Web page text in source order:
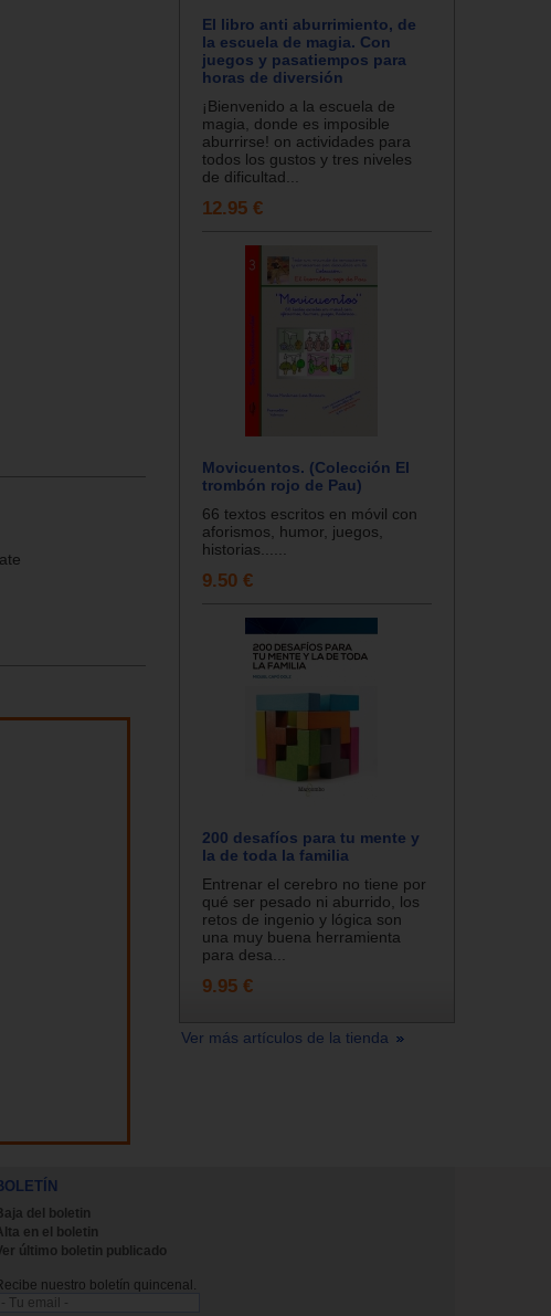
El libro anti aburrimiento, de
la escuela de magia. Con
juegos y pasatiempos para
horas de diversión
¡Bienvenido a la escuela de
magia, donde es imposible
aburrirse! on actividades para
todos los gustos y tres niveles
de dificultad...
12.95 €
Movicuentos. (Colección El
trombón rojo de Pau)
66 textos escritos en móvil con
aforismos, humor, juegos,
historias......
9.50 €
200 desafíos para tu mente y
la de toda la familia
Entrenar el cerebro no tiene por
qué ser pesado ni aburrido, los
retos de ingenio y lógica son
una muy buena herramienta
para desa...
9.95 €
Ver más artículos de la tienda
del boletin
en el boletin
último boletin publicado
nuestro boletín quincenal.